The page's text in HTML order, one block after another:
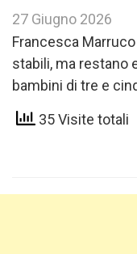
27 Giugno 2026
Francesca
stabili, ma restano
bambini di tre e
35 Visite totali